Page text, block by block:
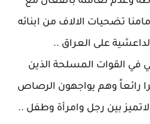
تضحيات الالاف من ابنائه
على العراق ..
في القوات المسلحة الذين
رائعاً وهم يواجهون الرصاص
بين رجل وامرأة وطفل ..